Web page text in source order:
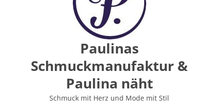
Paulinas
Schmuckmanufaktur &
Paulina näht
Schmuck mit Herz und Mode mit Stil